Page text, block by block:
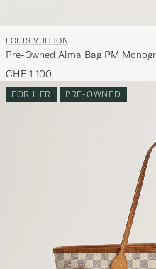
LOUIS VUITTON
Pre-Owned Alma Bag PM
CHF 1 100
FOR HER PRE-OWNED